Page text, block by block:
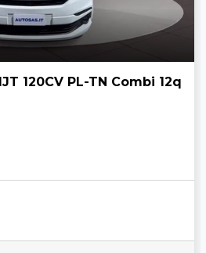
120CV PL-TN Combi 12q